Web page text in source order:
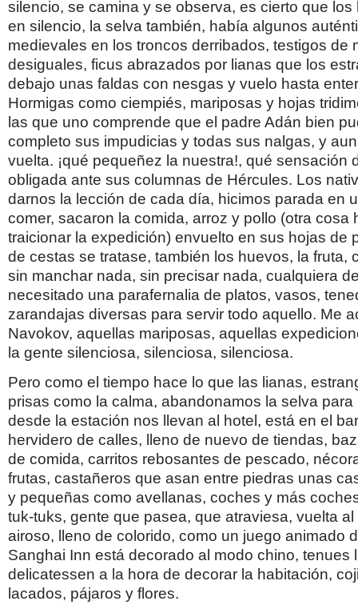
silencio, se camina y se observa, es cierto que los
en silencio, la selva también, había algunos
medievales en los troncos derribados, testigos de
desiguales, ficus abrazados por lianas que los
debajo unas faldas con nesgas y vuelo hasta
Hormigas como ciempiés, mariposas y hojas
las que uno comprende que el padre Adán bien
completo sus impudicias y todas sus nalgas, y
vuelta. ¡qué pequeñez la nuestra!, qué sensación
obligada ante sus columnas de Hércules. Los
darnos la lección de cada día, hicimos parada en
comer, sacaron la comida, arroz y pollo (otra cosa
traicionar la expedición) envuelto en sus hojas de
de cestas se tratase, también los huevos, la fruta,
sin manchar nada, sin precisar nada, cualquiera
necesitado una parafernalia de platos, vasos,
zarandajas diversas para servir todo aquello. Me
Navokov, aquellas mariposas, aquellas
la gente silenciosa, silenciosa, silenciosa.
Pero como el tiempo hace lo que las lianas,
prisas como la calma, abandonamos la selva para
desde la estación nos llevan al hotel, está en el
hervidero de calles, lleno de nuevo de tiendas,
de comida, carritos rebosantes de pescado,
frutas, castañeros que asan entre piedras unas
y pequeñas como avellanas, coches y más
tuk­-tuks, gente que pasea, que atraviesa, vuelta
airoso, lleno de colorido, como un juego animado
Sanghai Inn está decorado al modo chino, tenues
delicatessen a la hora de decorar la habitación,
lacados, pájaros y flores.